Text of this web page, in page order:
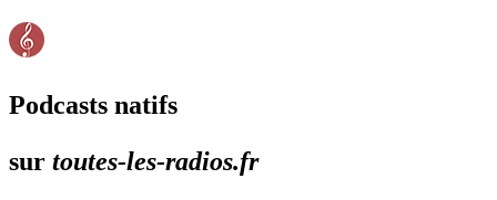
Podcasts natifs
sur toutes-les-radios.fr